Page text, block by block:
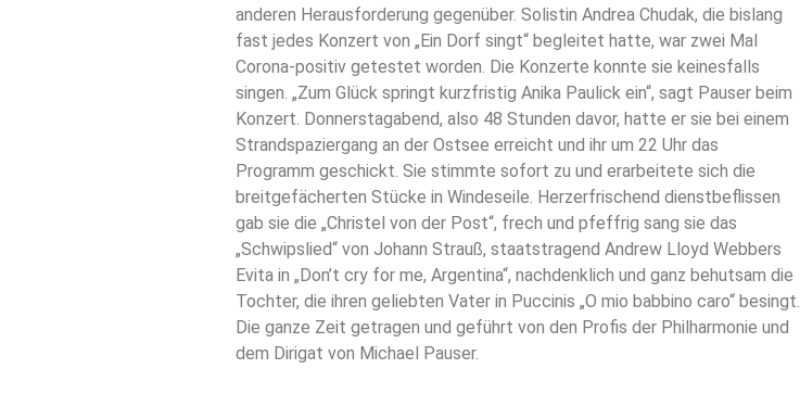
anderen Herausforderung gegenüber. Solistin Andrea Chudak, die bislang
fast jedes Konzert von „Ein Dorf singt“ begleitet hatte, war zwei Mal
Corona-positiv getestet worden. Die Konzerte konnte sie keinesfalls
singen. „Zum Glück springt kurzfristig Anika Paulick ein“, sagt Pauser beim
Konzert. Donnerstagabend, also 48 Stunden davor, hatte er sie bei einem
Strandspaziergang an der Ostsee erreicht und ihr um 22 Uhr das
Programm geschickt. Sie stimmte sofort zu und erarbeitete sich die
breitgefächerten Stücke in Windeseile. Herzerfrischend dienstbeflissen
gab sie die „Christel von der Post“, frech und pfeffrig sang sie das
„Schwipslied“ von Johann Strauß, staatstragend Andrew Lloyd Webbers
Evita in „Don’t cry for me, Argentina“, nachdenklich und ganz behutsam die
Tochter, die ihren geliebten Vater in Puccinis „O mio babbino caro“ besingt.
Die ganze Zeit getragen und geführt von den Profis der Philharmonie und
dem Dirigat von Michael Pauser.